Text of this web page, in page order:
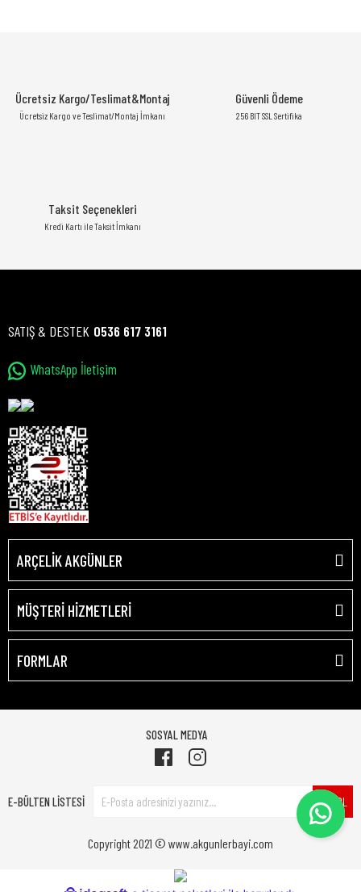
Ücretsiz Kargo/Teslimat&Montaj
Ücretsiz Kargo ve Teslimat/Montaj İmkanı
Güvenli Ödeme
256 BIT SSL Sertifika
Taksit Seçenekleri
Kredi Kartı ile Taksit İmkanı
SATIŞ & DESTEK 0536 617 3161
WhatsApp İletişim
ARÇELİK AKGÜNLER
MÜŞTERİ HİZMETLERİ
FORMLAR
Copyright 2021 © www.akgunlerbayi.com
E-BÜLTEN LİSTESİ ÜYE OL
SOSYAL MEDYA